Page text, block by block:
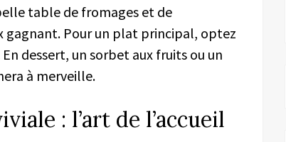
table de fromages et de
gagnant. Pour un plat principal, optez
dessert, un sorbet aux fruits ou un
à merveille.
: l’art de l’accueil